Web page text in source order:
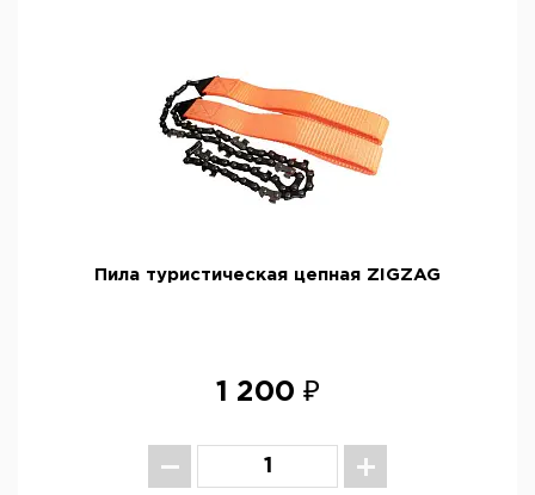
Пила туристическая цепная ZIGZAG
1 200 ₽